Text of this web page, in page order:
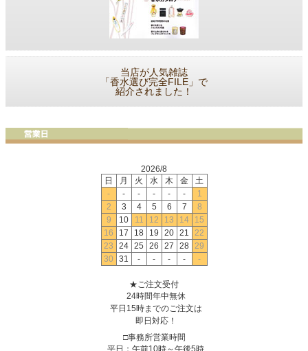
当店が人気雑誌
「香水選び完全FILE」で
紹介されました！
2026/8
日
月 火 水 木 金
土
-
- - - - -
1
2
3 4 5 6 7
8
9
10 11 12 13 14
15
16
17 18 19 20 21
22
23
24 25 26 27 28 29
30
31 - - - - -
★ご注文受付
24時間年中無休
平日15時までのご注文は
即日対応！
□事務所営業時間